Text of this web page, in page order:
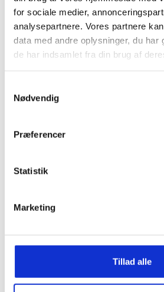
for sociale medier,
analysepartnere. Vores partnere
data med andre oplysninger, du har
de har indsamlet fra din brug af
Nødvendig
Præferencer
Statistik
Marketing
Tillad alle
2860 Søborg –
Svendsen
Louise Svendsen,
Torv 12 2860 Søborg tlf.
Susanne Gaun Kirkevej 9 D
Charlottenlund Mobil: 61 30